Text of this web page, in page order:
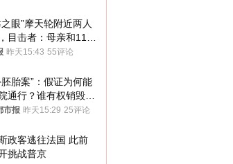
眼”摩天轮附近两人
目击者：母亲和11岁
后被打捞上岸
昨天15:43 55评论
胚胎案”：假证为何能
通行？谁有权销毁胚
市报 昨天15:29 25评论
政客逃往法国 此前
挑战普京